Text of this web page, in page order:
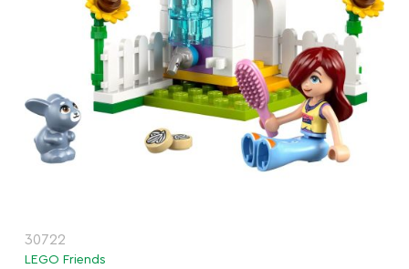
30722
LEGO Friends